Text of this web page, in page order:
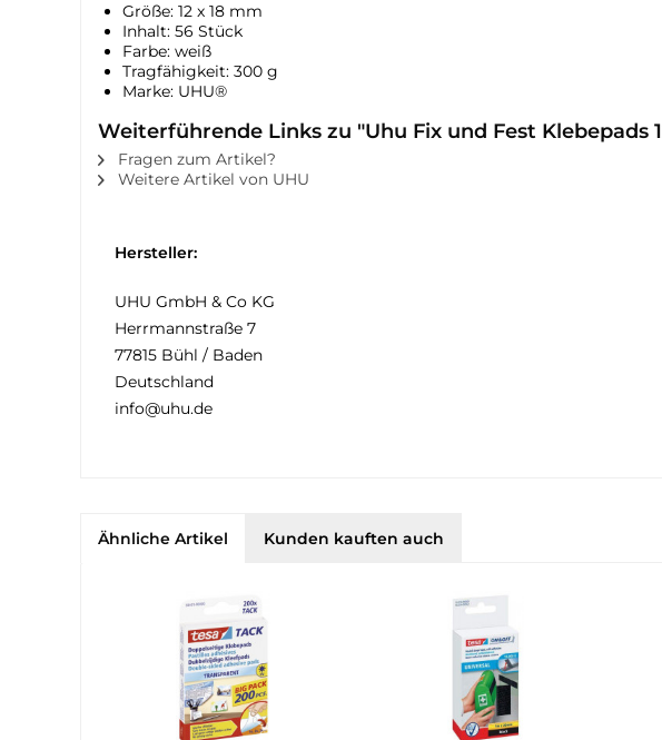
Größe: 12 x 18 mm
Inhalt: 56 Stück
Farbe: weiß
Tragfähigkeit: 300 g
Marke: UHU®
Weiterführende Links zu "Uhu Fix und Fest Klebepads
Fragen zum Artikel?
Weitere Artikel von UHU
Hersteller:
UHU GmbH & Co KG
Herrmannstraße 7
77815 Bühl / Baden
Deutschland
info@uhu.de
Ähnliche Artikel Kunden kauften auch